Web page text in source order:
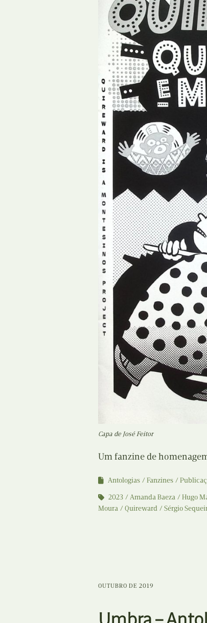
Capa de José Feitor
Um fanzine de
Antologias Fanzines
2023
Amanda Baeza Hugo
Moura
Quireward Sérgio
OUTUBRO DE 2019